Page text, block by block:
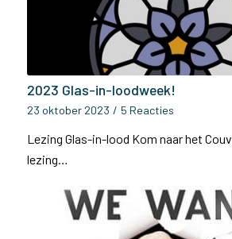
2023 Glas-in-loodweek!
23 oktober 2023 / 5 Reacties
Lezing Glas-in-lood Kom naar het
lezing…